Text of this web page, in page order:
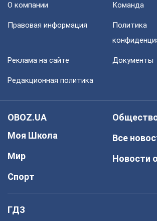
О компании Команда
Правовая информация
Политика
Реклама на сайте Документы
Редакционная политика
OBOZ.UA
Моя Школа
Мир
Спорт
Все
Новости
ГДЗ